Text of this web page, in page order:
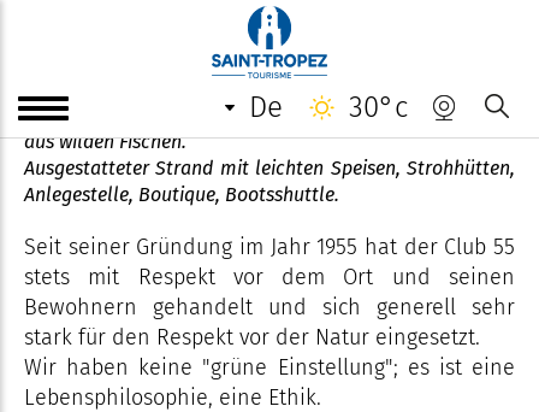
de 30°c
Der Club 55
Mittagessen à la carte. Gericht des Tages. Spezialitäten
aus wilden Fischen.
Ausgestatteter Strand mit leichten Speisen, Strohhütten,
Anlegestelle, Boutique, Bootsshuttle.
Seit seiner Gründung im Jahr 1955 hat der Club 55
stets mit Respekt vor dem Ort und seinen
Bewohnern gehandelt und sich generell sehr
stark für den Respekt vor der Natur eingesetzt.
Wir haben keine "grüne Einstellung"; es ist eine
Lebensphilosophie, eine Ethik.